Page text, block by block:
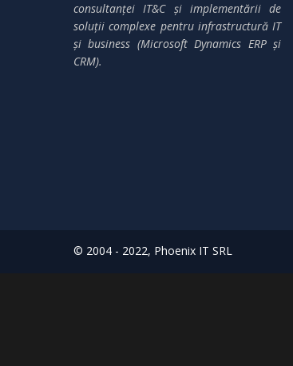
consultanței IT&C și implementării de
soluții complexe pentru infrastructură IT
și business (Microsoft Dynamics ERP și
CRM).
© 2004 - 2022, Phoenix IT SRL